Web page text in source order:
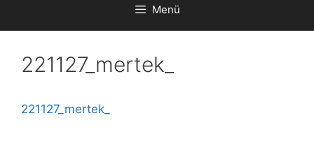
Menü
221127_mertek_
221127_mertek_